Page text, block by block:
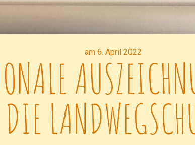
am 6. April 2022
DIE